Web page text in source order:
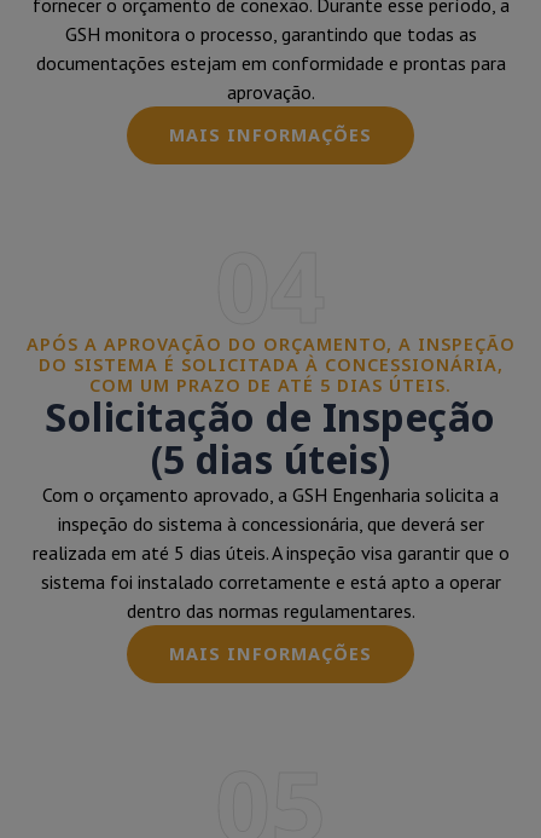
fornecer o orçamento de conexão. Durante esse período, a
GSH monitora o processo, garantindo que todas as
documentações estejam em conformidade e prontas para
aprovação.
MAIS INFORMAÇÕES
APÓS A APROVAÇÃO DO ORÇAMENTO, A INSPEÇÃO
DO SISTEMA É SOLICITADA À CONCESSIONÁRIA,
COM UM PRAZO DE ATÉ 5 DIAS ÚTEIS.
Solicitação de Inspeção
(5 dias úteis)
Com o orçamento aprovado, a GSH Engenharia solicita a
inspeção do sistema à concessionária, que deverá ser
realizada em até 5 dias úteis. A inspeção visa garantir que o
sistema foi instalado corretamente e está apto a operar
dentro das normas regulamentares.
MAIS INFORMAÇÕES